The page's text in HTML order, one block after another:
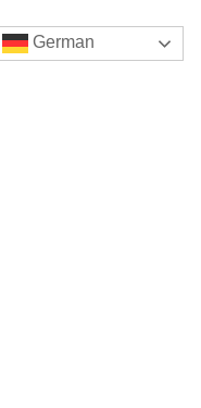
German